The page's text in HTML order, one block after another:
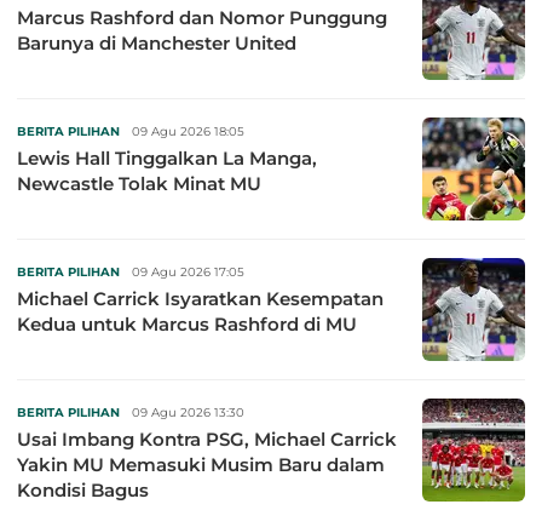
Marcus Rashford dan Nomor Punggung
Barunya di Manchester United
BERITA PILIHAN 09 Agu 2026 18:05
Lewis Hall Tinggalkan La Manga,
Newcastle Tolak Minat MU
BERITA PILIHAN 09 Agu 2026 17:05
Michael Carrick Isyaratkan Kesempatan
Kedua untuk Marcus Rashford di MU
BERITA PILIHAN 09 Agu 2026 13:30
Usai Imbang Kontra PSG, Michael Carrick
Yakin MU Memasuki Musim Baru dalam
Kondisi Bagus